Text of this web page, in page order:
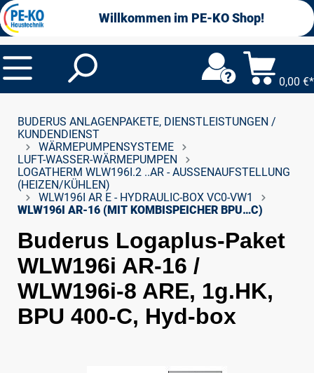
springen Willkommen im PE-KO Shop!
0,00 €*
BUDERUS ANLAGENPAKETE, DIENSTLEISTUNGEN /
KUNDENDIENST
WÄRMEPUMPENSYSTEME
LUFT-WASSER-WÄRMEPUMPEN
LOGATHERM WLW196I.2 ..AR - AUSSENAUFSTELLUNG (
HEIZEN/KÜHLEN)
WLW196I AR E - HYDRAULIC-BOX VC0-VW1
WLW196I AR-16 (MIT KOMBISPEICHER BPU…C)
Buderus Logaplus-Paket
WLW196i AR-16 /
WLW196i-8 ARE, 1g.HK,
BPU 400-C, Hyd-box